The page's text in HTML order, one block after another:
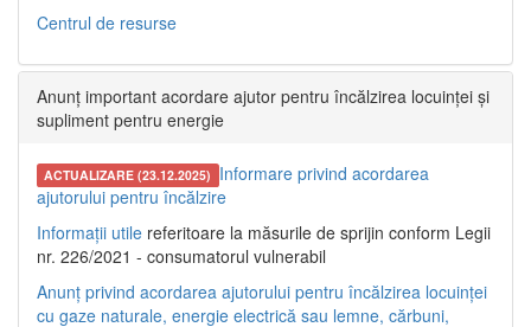
Centrul de resurse
Anunț important acordare ajutor pentru încălzirea locuinței și
supliment pentru energie
ACTUALIZARE (23.12.2025) Informare privind acordarea
ajutorului pentru încălzire
Informații utile referitoare la măsurile de sprijin conform Legii
nr. 226/2021 - consumatorul vulnerabil
Anunț privind acordarea ajutorului pentru încălzirea locuinței
cu gaze naturale, energie electrică sau lemne, cărbuni,